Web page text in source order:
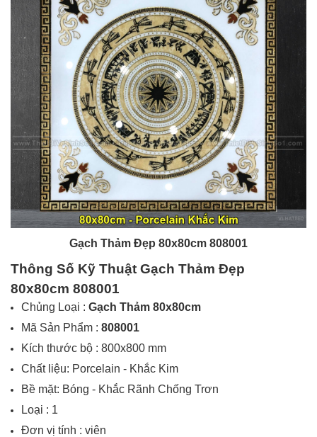
Gạch Thảm Đẹp 80x80cm 808001
Thông Số Kỹ Thuật Gạch Thảm Đẹp
80x80cm 808001
Chủng Loại : Gạch Thảm 80x80cm
Mã Sản Phẩm : 808001
Kích thước bộ : 800x800 mm
Chất liệu: Porcelain - Khắc Kim
Bề mặt: Bóng - Khắc Rãnh Chống Trơn
Loại : 1
Đơn vị tính : viên